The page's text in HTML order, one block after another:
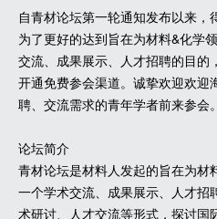
自青材论坛第一轮通知发布以来，
为了更好的达到旨在为材料&化学
交流、成果展示、人才招聘的目的
开通免费参会渠道。诚挚欢迎欢迎
聘、交流需求的青年学者前来参会
论坛简介
青材论坛是材料人发起的旨在为材
一个学术交流、成果展示、人才招
术研讨、人才交流等形式，探讨国